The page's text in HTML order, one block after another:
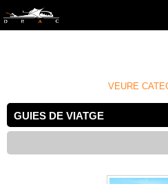
VEURE
GUIES DE VIATGE